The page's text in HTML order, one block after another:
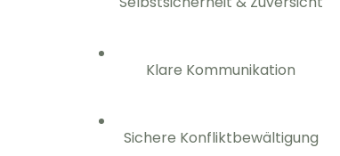
Klare Kommunikation
Sichere Konfliktbewältigung